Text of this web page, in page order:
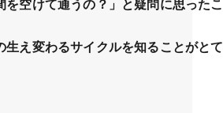
空けて通うの？」と疑問に思ったこ
え変わるサイクルを知ることがとて